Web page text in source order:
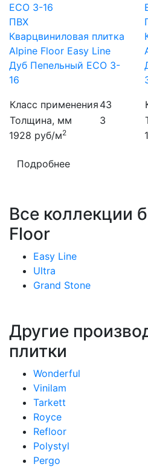
ПВХ
Кварцвиниловая плитка
Alpine Floor Easy Line
Дуб Пепельный ECO 3-
16
Класс применения 43
Толщина, мм
3
1928 руб/м2
Подробнее
Все коллекции
Floor
Easy Line
Ultra
Grand Stone
Другие
плитки
Wonderful
Vinilam
Tarkett
Royce
Refloor
Polystyl
Pergo